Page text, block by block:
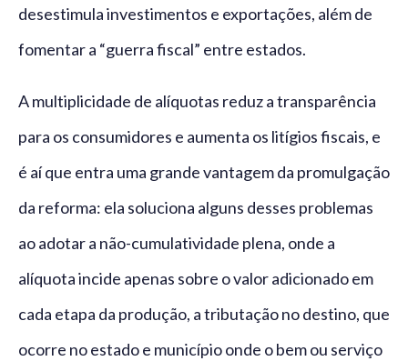
desestimula investimentos e exportações, além de
fomentar a “guerra fiscal” entre estados.
A multiplicidade de alíquotas reduz a transparência
para os consumidores e aumenta os litígios fiscais, e
é aí que entra uma grande vantagem da promulgação
da reforma: ela soluciona alguns desses problemas
ao adotar a não-cumulatividade plena, onde a
alíquota incide apenas sobre o valor adicionado em
cada etapa da produção, a tributação no destino, que
ocorre no estado e município onde o bem ou serviço